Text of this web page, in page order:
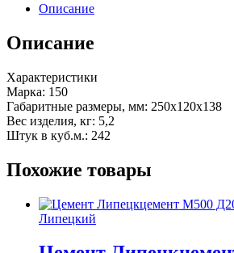
Описание
Описание
Характеристики
Марка: 150
Габаритные размеры, мм: 250х120х138
Вес изделия, кг: 5,2
Штук в куб.м.: 242
Похожие товары
Липецкий